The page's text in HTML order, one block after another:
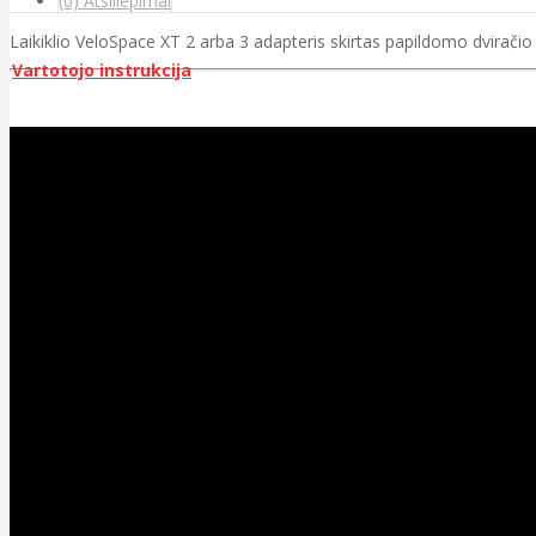
Laikiklio VeloSpace XT 2 arba 3 adapteris skirtas papildomo
Vartotojo instrukcija